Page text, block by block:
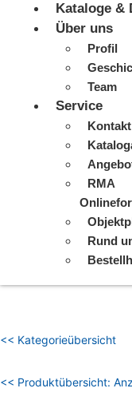
Kataloge &
Über uns
Profil
Team
Service
Kontakt
RMA
Rund
<< Kategorieübersicht
<< Produktübersicht: